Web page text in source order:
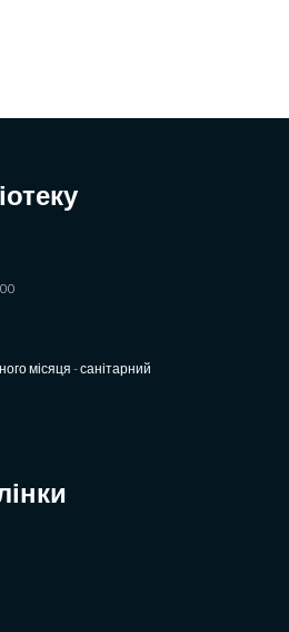
місяця - санітарний